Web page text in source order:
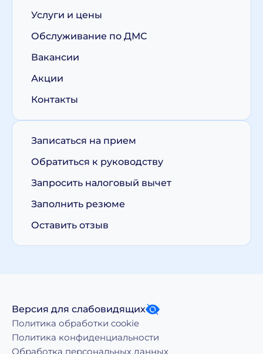
Услуги и цены
Обслуживание по ДМС
Вакансии
Акции
Контакты
Записаться на прием
Обратиться к руководству
Запросить налоговый вычет
Заполнить резюме
Оставить отзыв
Версия для слабовидящих
Политика обработки cookie
Политика конфиденциальности
Обработка персональных данных